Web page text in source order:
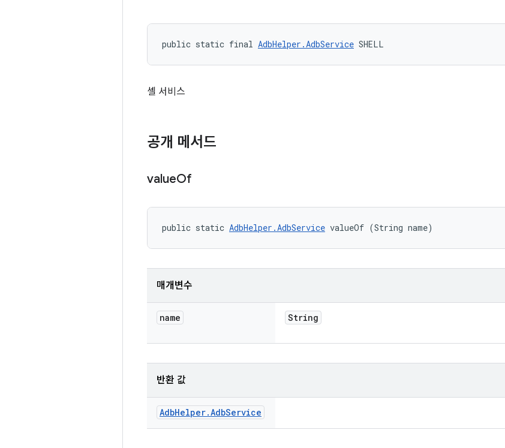
public static final AdbHelper.AdbService SHELL
셸 서비스
공개 메서드
valueOf
public static AdbHelper.AdbService valueOf (String name)
매개변수
name String
반환 값
AdbHelper.AdbService